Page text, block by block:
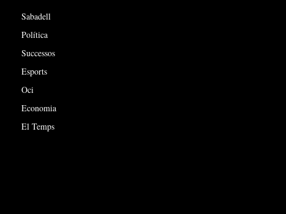
Sabadell
Política
Successos
Esports
Oci
Economia
El Temps